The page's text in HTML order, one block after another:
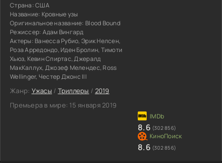
Страна:США
Название: Кровные узы
Оригинальное название: Blood Bound
Режиссер: Адам Вингард
Актеры: Ванесса Рубио, Эрик Нелсен,
Роза Арредондо, Иден Бролин, Тимоти
Хьюз, Кевин Спиртас, Джералд
МакКаллух, Джозеф Мелендес, Ross
Wellinger, Честер Джонс III
Жанр: Ужасы / Триллеры / 2019
Премьера в мире: 15 января 2019
8.6 (302 856)
8.6 (302 856)